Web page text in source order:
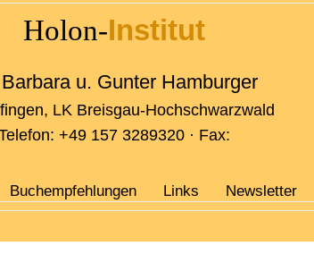
Holon-Institut
u. Gunter Hamburger
LK Breisgau-Hochschwarzwald
+49 157 3289320 · Fax:
Buchempfehlungen Links Newsletter